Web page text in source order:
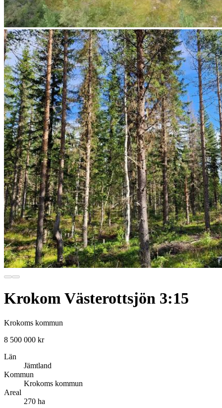
Krokom Västerottsjön 3:15
Krokoms kommun
8 500 000 kr
Län
Jämtland
Kommun
Krokoms kommun
Areal
270 ha